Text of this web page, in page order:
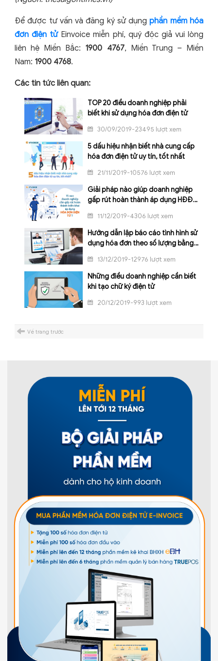
Để được tư vấn và đăng ký sử dụngphần mềm hóa
đơn điện tửEinvoice miễn phí, quý độc giả vui lòng
liên hệ Miền Bắc: 1900 4767, Miền Trung – Miền
Nam: 1900 4768.
Các tin tức liên quan:
TOP 20 điều doanh nghiệp phải
biết khi sử dụng hóa đơn điện tử
30/09/2019-23495 lượt xem
5 dấu hiệu nhận biết nhà cung cấp
hóa đơn điện tử uy tín, tốt nhất
21/11/2019-10576 lượt xem
Giải pháp nào giúp doanh nghiệp
gấp rút hoàn thành áp dụng HĐĐT
11/12/2019-4306 lượt xem
Hướng dẫn lập báo cáo tình hình sử
dụng hóa đơn theo số lượng bằng
13/12/2019-12976 lượt xem
Những điều doanh nghiệp cần biết
khi tạo chữ ký điện tử
20/12/2019-993 lượt xem
Về trang trước